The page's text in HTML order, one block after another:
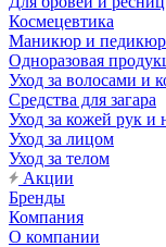
Космецевтика
Маникюр и педикюр
Одноразовая
Уход за волосами и
Средства для загара
Уход за кожей рук и
Уход за лицом
Уход за телом
Акции
Бренды
Компания
О компании